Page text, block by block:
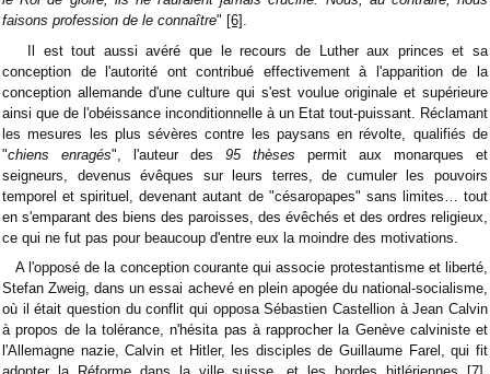
faisons profession de le connaître" [6] .
Il est tout aussi avéré que le recours de Luther aux princes et sa
conception de l'autorité ont contribué effectivement à l'apparition de la
conception allemande d'une culture qui s'est voulue originale et supérieure
ainsi que de l'obéissance inconditionnelle à un Etat tout-puissant. Réclamant
les mesures les plus sévères contre les paysans en révolte, qualifiés de
"chiens enragés", l'auteur des 95 thèses permit aux monarques et
seigneurs, devenus évêques sur leurs terres, de cumuler les pouvoirs
temporel et spirituel, devenant autant de "césaropapes" sans limites… tout
en s'emparant des biens des paroisses, des évêchés et des ordres religieux,
ce qui ne fut pas pour beaucoup d'entre eux la moindre des motivations.
A l'opposé de la conception courante qui associe protestantisme et liberté,
Stefan Zweig, dans un essai achevé en plein apogée du national-socialisme,
où il était question du conflit qui opposa Sébastien Castellion à Jean Calvin
à propos de la tolérance, n'hésita pas à rapprocher la Genève calviniste et
l'Allemagne nazie, Calvin et Hitler, les disciples de Guillaume Farel, qui fit